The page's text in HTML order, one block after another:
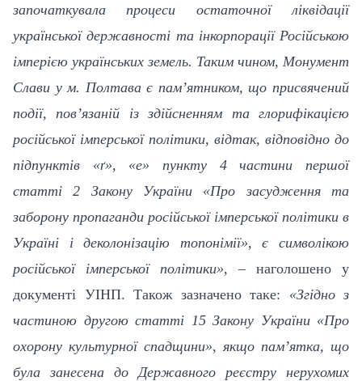
започаткувала процеси остаточної ліквідації
української державності та інкорпорації Російською
імперією українських земель. Таким чином, Монумент
Слави у м. Полтава є пам’ятником, що присвячений
події, пов’язаній із здійсненням та глорифікацією
російської імперської політики, відтак, відповідно до
підпунктів «ґ», «е» пункту 4 частини першої
статті 2 Закону України «Про засудження та
заборону пропаганди російської імперської політики в
Україні і деколонізацію топонімії», є символікою
російської імперської політики», – наголошено у
документі УІНП. Також зазначено таке: «Згідно з
частиною другою статті 15 Закону України «Про
охорону культурної спадщини», якщо пам’ятка, що
була занесена до Державного реєстру нерухомих